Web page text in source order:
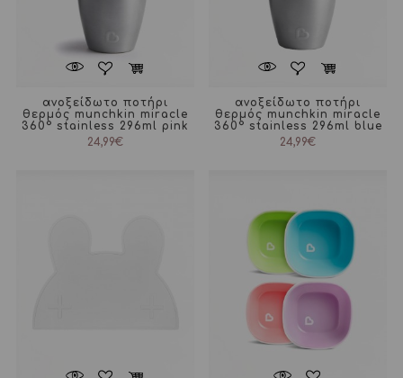
ανοξείδωτο ποτήρι
θερμός munchkin miracle
360° stainless 296ml pink
24,99€
ανοξείδωτο ποτήρι
θερμός munchkin miracle
360° stainless 296ml blue
24,99€